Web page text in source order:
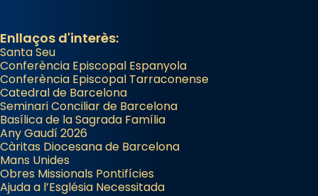
Enllaços d'interès:
Santa Seu
Conferència Episcopal Espanyola
Conferència Episcopal Tarraconense
Catedral de Barcelona
Seminari Conciliar de Barcelona
Basílica de la Sagrada Família
Any Gaudí 2026
Càritas Diocesana de Barcelona
Mans Unides
Obres Missionals Pontifícies
Ajuda a l’Església Necessitada